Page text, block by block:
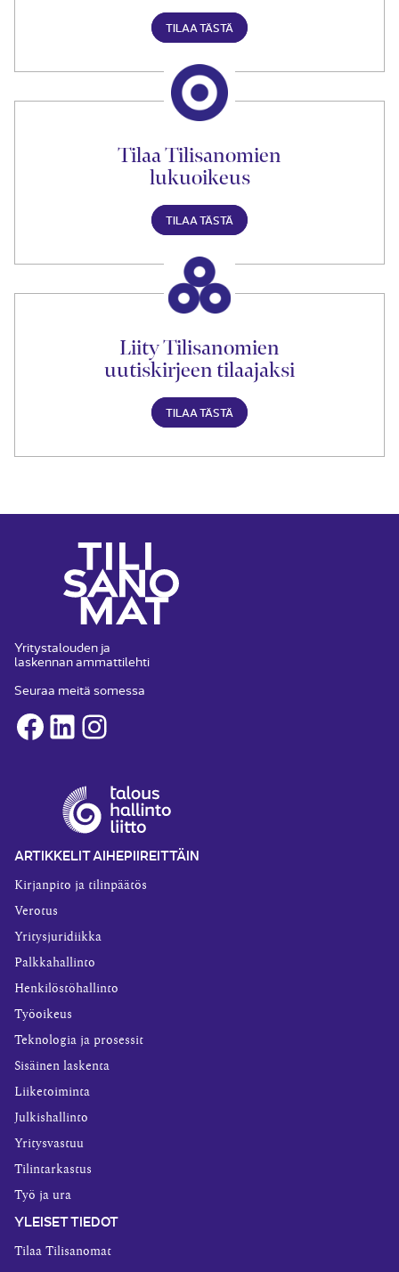
TILAA TÄSTÄ
Tilaa Tilisanomien
lukuoikeus
TILAA TÄSTÄ
Liity Tilisanomien
uutiskirjeen tilaajaksi
TILAA TÄSTÄ
Yritystalouden ja
laskennan ammattilehti
Seuraa meitä somessa
Facebook
LinkedInInstagram
ARTIKKELIT AIHEPIIREITTÄIN
Kirjanpito ja tilinpäätös
Verotus
Yritysjuridiikka
Palkkahallinto
Henkilöstöhallinto
Työoikeus
Teknologia ja prosessit
Sisäinen laskenta
Liiketoiminta
Julkishallinto
Yritysvastuu
Tilintarkastus
Työ ja ura
YLEISET TIEDOT
Tilaa Tilisanomat